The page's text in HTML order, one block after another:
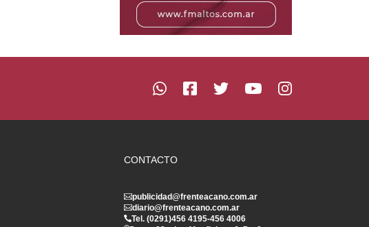
CONTACTO
publicidad@frenteacano.com.ar
diario@frenteacano.com.ar
Tel. (0291)456 4195-456 4006